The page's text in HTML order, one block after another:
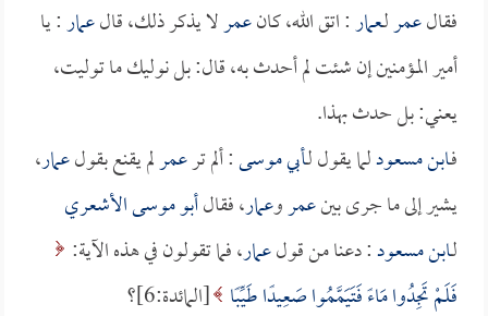
فقالعمرلـعمار: اتق الله، كانعمرلا يذكر ذلك، قالعمار: يا
أمير المؤمنين إن شئت لم أحدث به، قال: بل نوليك ما توليت،
يعني: بل حدث بهذا.
فـابن مسعودلما يقول لـأبي موسى: ألم ترعمرلم يقنع بقولعمار،
يشير إلى ما جرى بينعمروعمار، فقالأبو موسى الأشعري
لـابن مسعود: دعنا من قولعمار، فما تقولون في هذه الآية:
فَلَمْ تَجِدُوا مَاءً فَتَيَمَّمُوا صَعِيدًا طَيِّبًا [المائدة:6]؟